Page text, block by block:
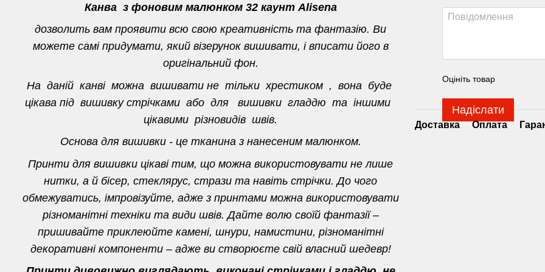
Канва з фоновим малюнком 32 каунт Alisena
дозволить вам проявити всю свою креативність та фантазію. Ви
можете самі придумати, який візерунок вишивати, і вписати його в
оригінальний фон.
На даній канві можна вишивати не тільки хрестиком , вона буде
цікава під вишивку стрічками або для вишивки гладдю та іншими
цікавими різновидів швів.
Основа для вишивки - це тканина з нанесеним малюнком.
Принти для вишивки цікаві тим, що можна використовувати не лише
нитки, а й бісер, стеклярус, стрази та навіть стрічки. До чого
обмежуватись, імпровізуйте, адже з принтами можна використовувати
різноманітні техніки та види швів. Дайте волю своїй фантазії –
пришивайте приклеюйте камені, шнури, намистини, різноманітні
декоративні компоненти – адже ви створюєте свій власний шедевр!
Оцініть товар
Надіслати
Доставка Оплата